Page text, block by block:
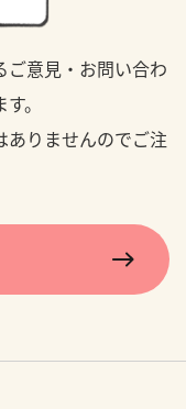
ご意見・お問い合わ
。
りませんのでご注